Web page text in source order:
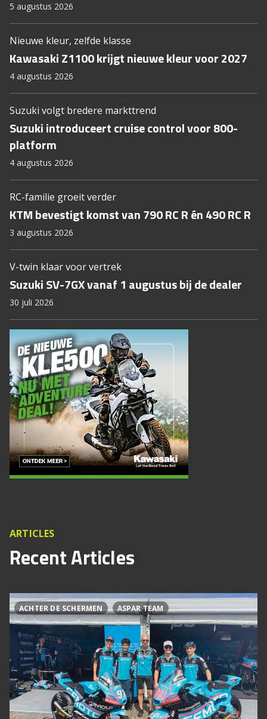
5 augustus 2026
Nieuwe kleur, zelfde klasse
Kawasaki Z1100 krijgt nieuwe kleur voor 2027
4 augustus 2026
Suzuki volgt bredere markttrend
Suzuki introduceert cruise control voor 800-
platform
4 augustus 2026
RC-familie groeit verder
KTM bevestigt komst van 790 RC R én 490 RC R
3 augustus 2026
V-twin klaar voor vertrek
Suzuki SV-7GX vanaf 1 augustus bij de dealer
30 juli 2026
ARTICLES
Recent Articles
ACHTER DE SCHERMEN ASPAR TEAM